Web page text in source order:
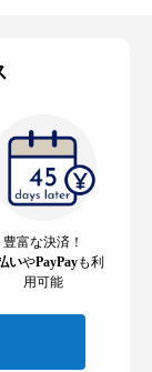
豊富な決済！
いやPayPayも利
用可能